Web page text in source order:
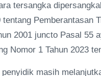
tersangka
tentang Pemberantasan
2001 juncto Pasal
Nomor 1 Tahun 2023
masih